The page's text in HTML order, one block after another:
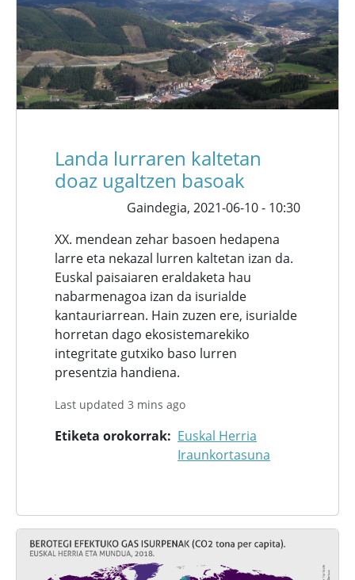
Landa lurraren kaltetan
doaz ugaltzen basoak
Gaindegia, 2021-06-10 - 10:30
XX. mendean zehar basoen hedapena
larre eta nekazal lurren kaltetan izan da.
Euskal paisaiaren eraldaketa hau
nabarmenagoa izan da isurialde
kantauriarrean. Hain zuzen ere, isurialde
horretan dago ekosistemarekiko
integritate gutxiko baso lurren
presentzia handiena.
Last updated 3 mins ago
Etiketa orokorrak
Euskal Herria
Iraunkortasuna